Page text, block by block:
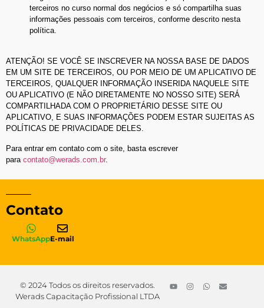
terceiros no curso normal dos negócios e só compartilha suas
informações pessoais com terceiros, conforme descrito nesta
política.
ATENÇÃO! SE VOCÊ SE INSCREVER NA NOSSA BASE DE DADOS
EM UM SITE DE TERCEIROS, OU POR MEIO DE UM APLICATIVO DE
TERCEIROS, QUALQUER INFORMAÇÃO INSERIDA NAQUELE SITE
OU APLICATIVO (E NÃO DIRETAMENTE NO NOSSO SITE) SERÁ
COMPARTILHADA COM O PROPRIETÁRIO DESSE SITE OU
APLICATIVO, E SUAS INFORMAÇÕES PODEM ESTAR SUJEITAS AS
POLÍTICAS DE PRIVACIDADE DELES.
Para entrar em contato com o site, basta escrever
para contato@werads.com.br.
Contato
WhatsAppE-mail
© 2024 Todos os direitos reservados.
Werads Capacitação Profissional LTDA